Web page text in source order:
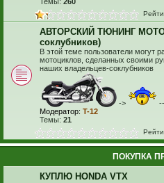
АВТОРСКИЙ ТЮНИНГ
соклубников)
В этой теме пользователи могут
мотоциклов, сделанных своими
наших владельцев-соклубников
->
Модератор: T-12
Темы: 21
ПОКУПКА
КУПЛЮ HONDA VTX